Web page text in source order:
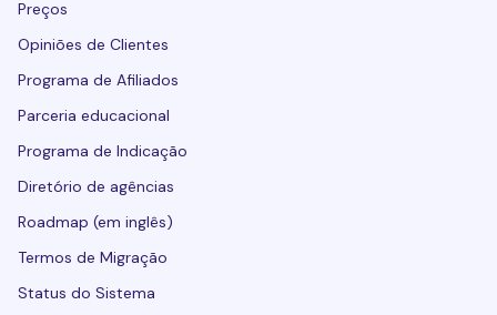
Preços
Opiniões de Clientes
Programa de Afiliados
Parceria educacional
Programa de Indicação
Diretório de agências
Roadmap (em inglês)
Termos de Migração
Status do Sistema